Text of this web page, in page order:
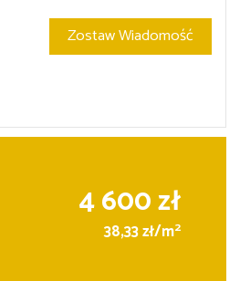
Zostaw Wiadomość
4 600 zł
38,33 zł/m2